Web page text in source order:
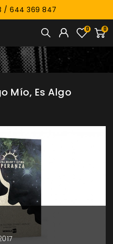
/ 644 369 847
0
0
Mío, Es Algo